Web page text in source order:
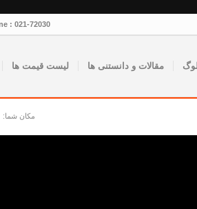
: 021-72030 📞 |
مقالات و دانستنی ها لیست قیمت ها
مکان شما: